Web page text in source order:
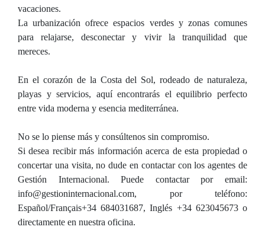
vacaciones.
La urbanización ofrece espacios verdes y zonas comunes
para relajarse, desconectar y vivir la tranquilidad que
mereces.
En el corazón de la Costa del Sol, rodeado de naturaleza,
playas y servicios, aquí encontrarás el equilibrio perfecto
entre vida moderna y esencia mediterránea.
No se lo piense más y consúltenos sin compromiso.
Si desea recibir más información acerca de esta propiedad o
concertar una visita, no dude en contactar con los agentes de
Gestión Internacional. Puede contactar por email:
info@gestioninternacional.com, por teléfono:
Español/Français+34 684031687, Inglés +34 623045673 o
directamente en nuestra oficina.